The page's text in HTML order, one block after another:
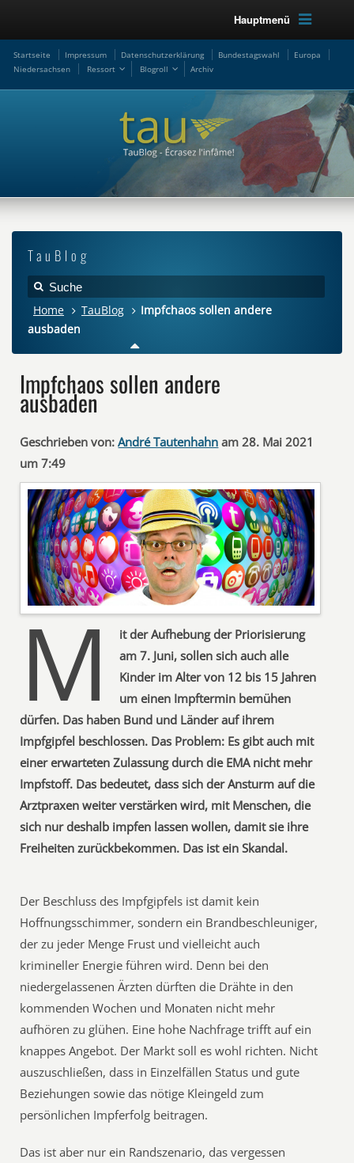
Hauptmenü
Startseite Impressum Datenschutzerklärung Bundestagswahl
Europa
Niedersachsen
Ressort Blogroll Archiv
TauBlog
Home TauBlog
Impfchaos sollen andere
ausbaden
Impfchaos sollen andere
ausbaden
Geschrieben von: André Tautenhahn am 28. Mai 2021
um 7:49
M
it der Aufhebung der Priorisierung
am 7. Juni, sollen sich auch alle
Kinder im Alter von 12 bis 15 Jahren
um einen Impftermin bemühen
dürfen. Das haben Bund und Länder auf ihrem
Impfgipfel beschlossen. Das Problem: Es gibt auch mit
einer erwarteten Zulassung durch die EMA nicht mehr
Impfstoff. Das bedeutet, dass sich der Ansturm auf die
Arztpraxen weiter verstärken wird, mit Menschen, die
sich nur deshalb impfen lassen wollen, damit sie ihre
Freiheiten zurückbekommen. Das ist ein Skandal.
Der Beschluss des Impfgipfels ist damit kein
Hoffnungsschimmer, sondern ein Brandbeschleuniger,
der zu jeder Menge Frust und vielleicht auch
krimineller Energie führen wird. Denn bei den
niedergelassenen Ärzten dürften die Drähte in den
kommenden Wochen und Monaten nicht mehr
aufhören zu glühen. Eine hohe Nachfrage trifft auf ein
knappes Angebot. Der Markt soll es wohl richten. Nicht
auszuschließen, dass in Einzelfällen Status und gute
Beziehungen sowie das nötige Kleingeld zum
persönlichen Impferfolg beitragen.
Das ist aber nur ein Randszenario, das vergessen